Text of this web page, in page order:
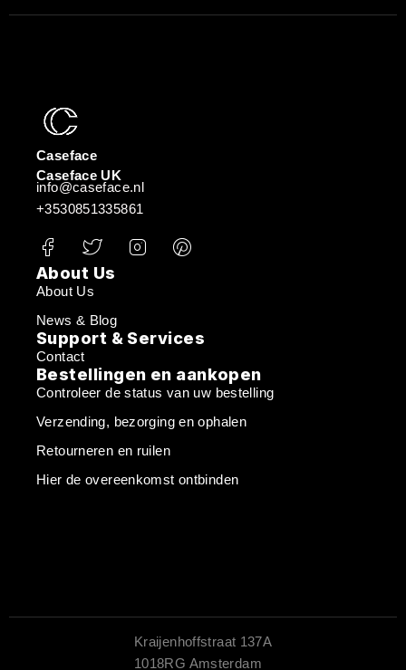
Caseface
Caseface UK
info@caseface.nl
+3530851335861
About Us
About Us
News & Blog
Support & Services
Contact
Bestellingen en aankopen
Controleer de status van uw bestelling
Verzending, bezorging en ophalen
Retourneren en ruilen
Hier de overeenkomst ontbinden
Kraijenhoffstraat 137A
1018RG Amsterdam